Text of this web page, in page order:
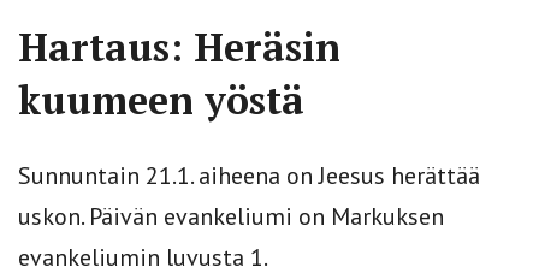
Hartaus: Heräsin
kuumeen yöstä
Sunnuntain 21.1. aiheena on Jeesus herättää
uskon. Päivän evankeliumi on Markuksen
evankeliumin luvusta 1.